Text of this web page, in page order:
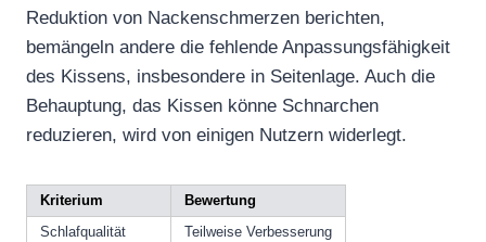
Reduktion von Nackenschmerzen berichten,
bemängeln andere die fehlende Anpassungsfähigkeit
des Kissens, insbesondere in Seitenlage. Auch die
Behauptung, das Kissen könne Schnarchen
reduzieren, wird von einigen Nutzern widerlegt.
Kriterium
Bewertung
Schlafqualität
Teilweise Verbesserung